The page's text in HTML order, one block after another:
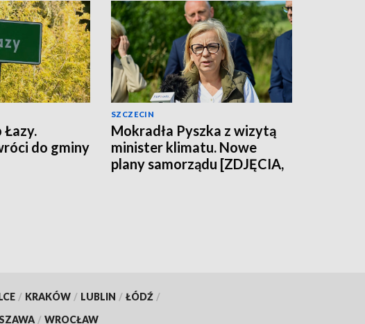
Łazy.
do gminy
SZCZECIN
Mokradła Pyszka z wizytą
minister klimatu. Nowe
plany samorządu [ZDJĘCIA,
/ KRAKÓW / LUBLIN / ŁÓDŹ /
/ WROCŁAW